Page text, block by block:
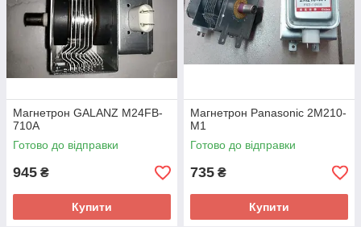
Магнетрон GALANZ M24FB-
710A
Готово до відправки
945 ₴
Купити
Магнетрон Panasonic 2M210-
M1
Готово до відправки
735 ₴
Купити